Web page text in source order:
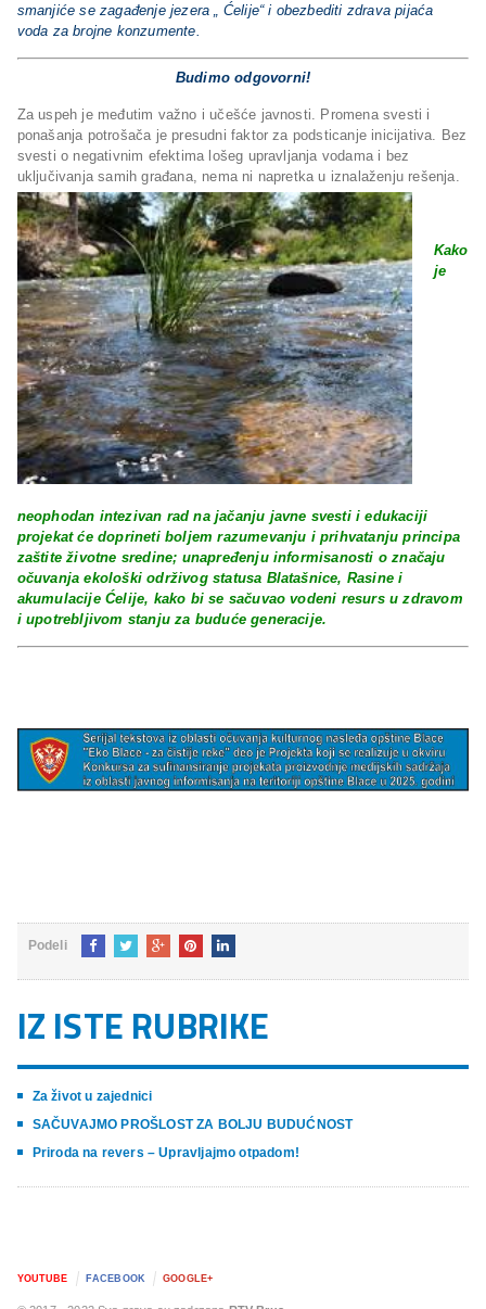
smanjiće se zagađenje jezera „ Ćelije“ i obezbediti zdrava pijaća
voda za brojne konzumente.
Budimo odgovorni!
Za uspeh je međutim važno i učešće javnosti. Promena svesti i
ponašanja potrošača je presudni faktor za podsticanje inicijativa. Bez
svesti o negativnim efektima lošeg upravljanja vodama i bez
uključivanja samih građana, nema ni napretka u iznalaženju rešenja.
Kako
je
neophodan intezivan rad na jačanju javne svesti i edukaciji
projekat će doprineti boljem razumevanju i prihvatanju principa
zaštite životne sredine; unapređenju informisanosti o značaju
očuvanja ekološki održivog statusa Blatašnice, Rasine i
akumulacije Ćelije, kako bi se sačuvao vodeni resurs u zdravom
i upotrebljivom stanju za buduće generacije.
Podeli
IZ ISTE RUBRIKE
Za život u zajednici
SAČUVAJMO PROŠLOST ZA BOLJU BUDUĆNOST
Priroda na revers – Upravljajmo otpadom!
YOUTUBE FACEBOOK GOOGLE+